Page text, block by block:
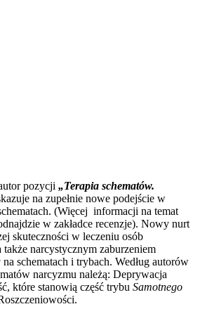
pozycji „Terapia schematów.
na zupełnie nowe podejście w
(Więcej informacji na temat
w zakładce recenzje). Nowy nurt
skuteczności w leczeniu osób
narcystycznym zaburzeniem
schematach i trybach. Według autorów
narcyzmu należą: Deprywacja
które stanowią część trybu Samotnego